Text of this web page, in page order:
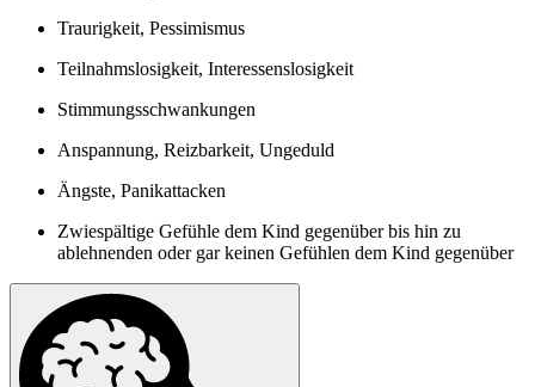
Traurigkeit, Pessimismus
Teilnahmslosigkeit, Interessenslosigkeit
Stimmungsschwankungen
Anspannung, Reizbarkeit, Ungeduld
Ängste, Panikattacken
Zwiespältige Gefühle dem Kind gegenüber bis hin zu
ablehnenden oder gar keinen Gefühlen dem Kind gegenüber